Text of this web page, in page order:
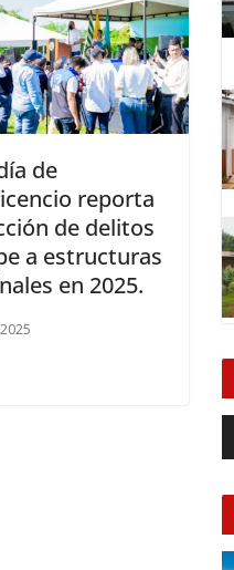
de
reporta
de delitos
a estructuras
en 2025.
e
o